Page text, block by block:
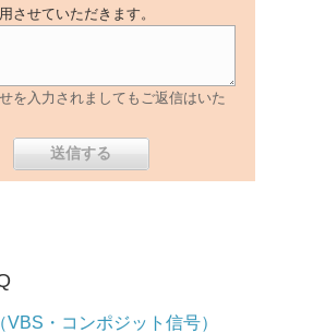
させていただきます。
を入力されましてもご返信はいた
・コンポジット信号）